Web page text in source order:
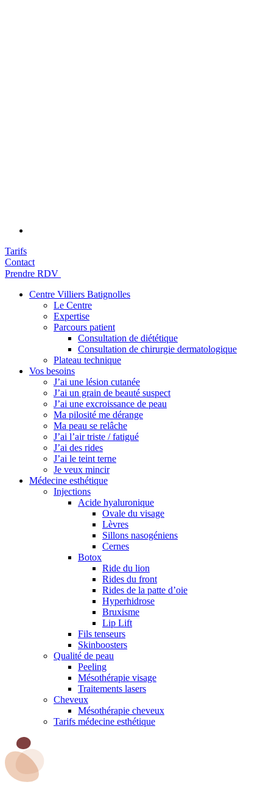
Tarifs
Contact
Prendre RDV
Centre Villiers Batignolles
Le Centre
Expertise
Parcours patient
Consultation de diététique
Consultation de chirurgie dermatologique
Plateau technique
Vos besoins
J’ai une lésion cutanée
J’ai un grain de beauté suspect
J’ai une excroissance de peau
Ma pilosité me dérange
Ma peau se relâche
J’ai l’air triste / fatigué
J’ai des rides
J’ai le teint terne
Je veux mincir
Médecine esthétique
Injections
Acide hyaluronique
Ovale du visage
Lèvres
Sillons nasogéniens
Cernes
Botox
Ride du lion
Rides du front
Rides de la patte d’oie
Hyperhidrose
Bruxisme
Lip Lift
Fils tenseurs
Skinboosters
Qualité de peau
Peeling
Mésothérapie visage
Traitements lasers
Cheveux
Mésothérapie cheveux
Tarifs médecine esthétique